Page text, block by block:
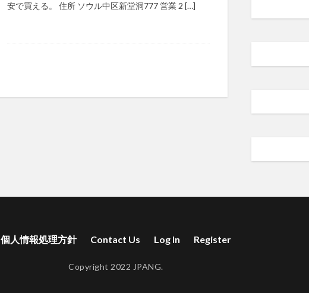
安で買える。 住所 ソウル中区新堂洞777 営業 2 […]
個人情報処理方針 Contact Us Log In Register
Copyright 2022 JPANG.